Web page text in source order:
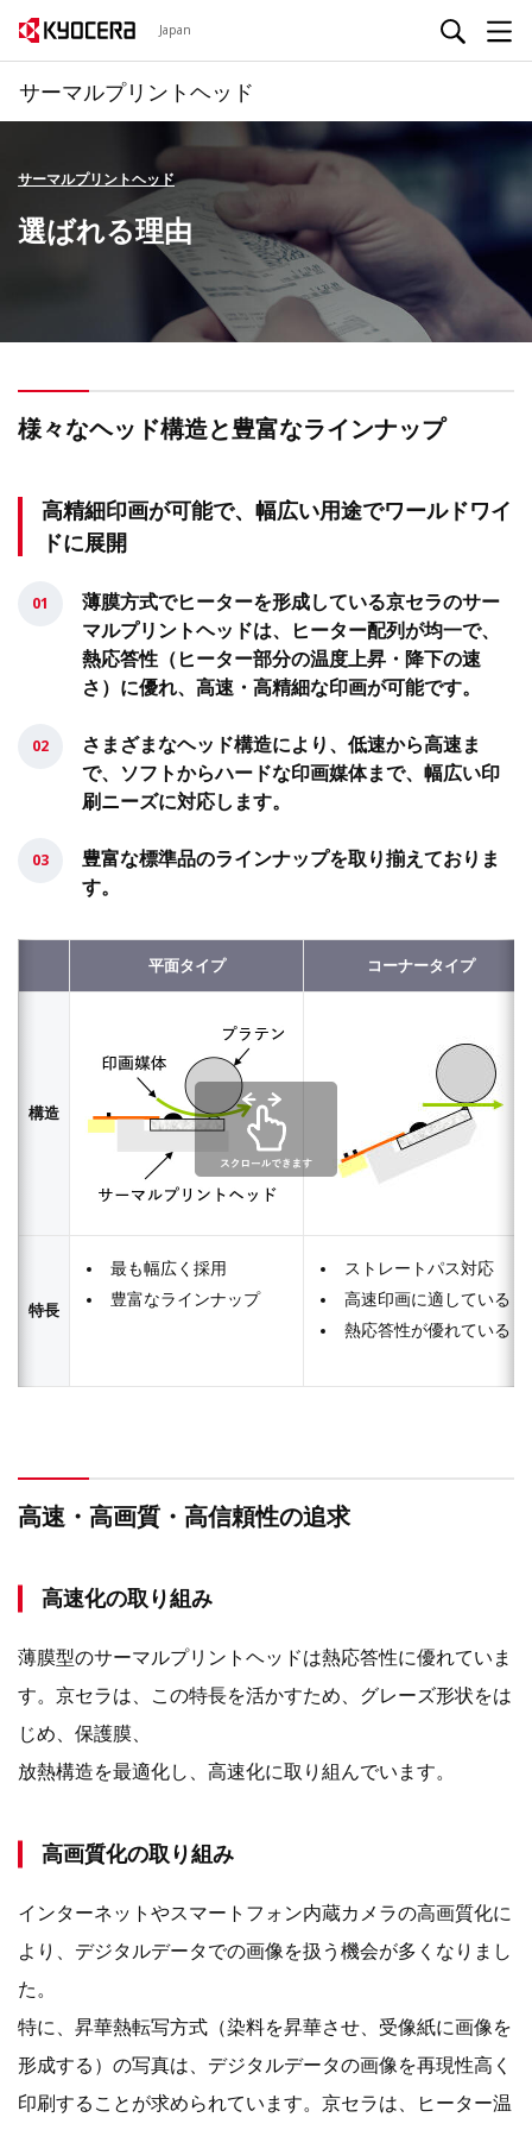
Japan
サーマルプリントヘッド
サーマルプリントヘッド
選ばれる理由
様々なヘッド構造と豊富なラインナップ
高精細印画が可能で、幅広い用途でワールドワイ
ドに展開
薄膜方式でヒーターを形成している京セラのサー
マルプリントヘッドは、ヒーター配列が均一で、
熱応答性（ヒーター部分の温度上昇・降下の速
さ）に優れ、高速・高精細な印画が可能です。
さまざまなヘッド構造により、低速から高速ま
で、ソフトからハードな印画媒体まで、幅広い印
刷ニーズに対応します。
豊富な標準品のラインナップを取り揃えておりま
す。
平面タイプ コーナータイプ
構造
特長
最も幅広く採用
豊富なラインナップ
ストレートパス対応
高速印画に適している
熱応答性が優れている
高速・高画質・高信頼性の追求
高速化の取り組み
薄膜型のサーマルプリントヘッドは熱応答性に優れていま
す。京セラは、この特長を活かすため、グレーズ形状をは
じめ、保護膜、
放熱構造を最適化し、高速化に取り組んでいます。
高画質化の取り組み
インターネットやスマートフォン内蔵カメラの高画質化に
より、デジタルデータでの画像を扱う機会が多くなりまし
た。
特に、昇華熱転写方式（染料を昇華させ、受像紙に画像を
形成する）の写真は、デジタルデータの画像を再現性高く
印刷することが求められています。京セラは、ヒーター温